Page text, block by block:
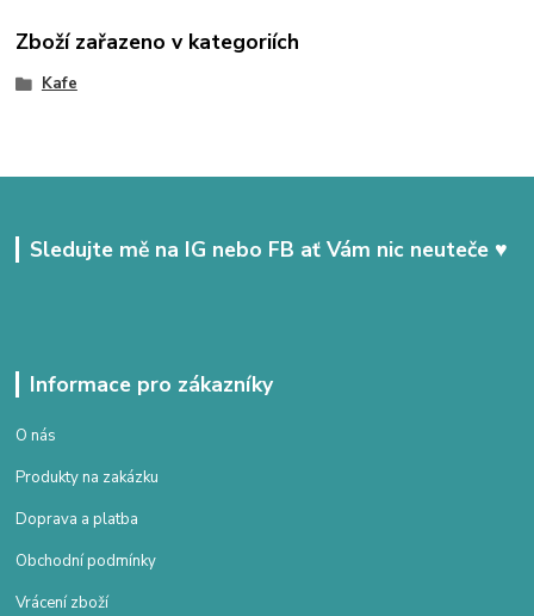
Zboží zařazeno v kategoriích
Kafe
Sledujte mě na IG nebo FB ať Vám nic neuteče ♥
Informace pro zákazníky
O nás
Produkty na zakázku
Doprava a platba
Obchodní podmínky
Vrácení zboží